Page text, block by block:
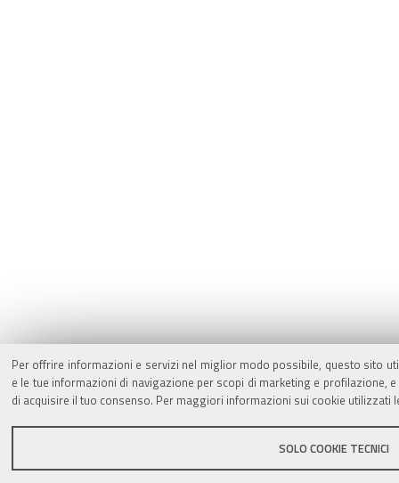
Per offrire informazioni e servizi nel miglior modo possibile, questo sito
e le tue informazioni di navigazione per scopi di marketing e
di acquisire il tuo consenso. Per maggiori informazioni sui cookie utilizzati
SOLO COOKIE TECNICI